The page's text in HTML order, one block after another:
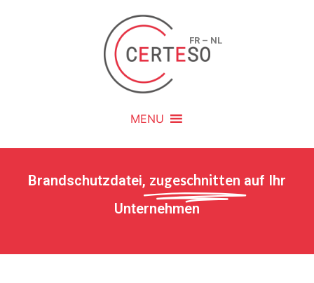
MENU
FR – NL
Brandschutzdatei, zugeschnitten auf Ihr
Unternehmen